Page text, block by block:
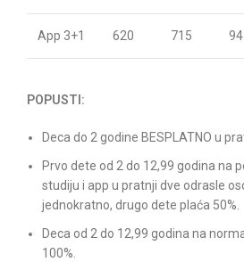
App 3+1 620 715
POPUSTI:
Deca do 2 godine BESPLATNO u
Prvo dete od 2 do 12,99 godina na
studiju i app u pratnji dve odrasle
jednokratno, drugo dete plaća 50%.
Deca od 2 do 12,99 godina na
100%.